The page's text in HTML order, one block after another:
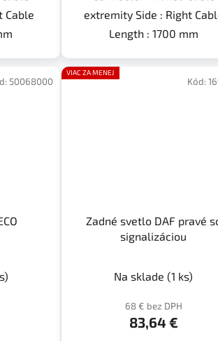
Cable
extremity Side : Right
Length : 1700 mm
50068000
VIAC ZA MENEJ
Zadné svetlo DAF pravé
signalizáciou
Na sklade(1 ks)
68 € bez DPH
83,64 €
Kód: